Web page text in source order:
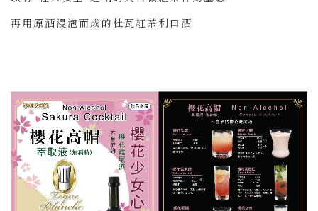
再用原酒浸泡而成的杜瓦紅茶利口酒
＃詳細資訊連結